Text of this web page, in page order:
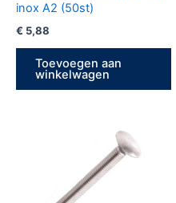
inox A2 (50st)
€ 5,88
Toevoegen aan
winkelwagen